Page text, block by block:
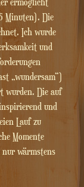
Minuten). Die
Ich wurde
und
„wundersam“)
wurden. Die auf
und
Lauf zu
Momente
wärmstens